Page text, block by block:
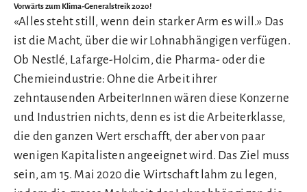
Vorwärts zum Klima-Generalstreik 2020!
«Alles steht still, wenn dein starker Arm es will.» Das
ist die Macht, über die wir Lohnabhängigen verfügen.
Ob Nestlé, Lafarge-Holcim, die Pharma- oder die
Chemieindustrie: Ohne die Arbeit ihrer
zehntausenden ArbeiterInnen wären diese Konzerne
und Industrien nichts, denn es ist die Arbeiterklasse,
die den ganzen Wert erschafft, der aber von paar
wenigen Kapitalisten angeeignet wird. Das Ziel muss
sein, am 15. Mai 2020 die Wirtschaft lahm zu legen,